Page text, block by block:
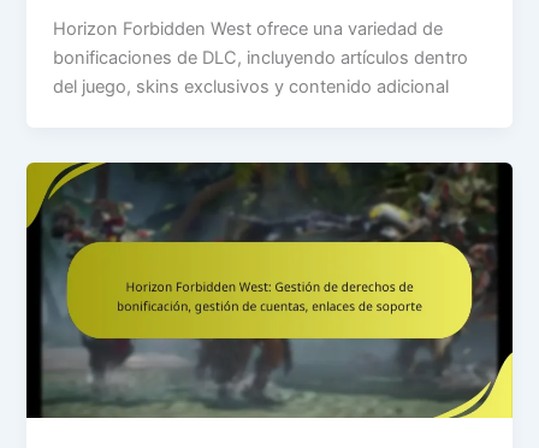
Horizon Forbidden West ofrece una variedad de
bonificaciones de DLC, incluyendo artículos dentro
del juego, skins exclusivos y contenido adicional